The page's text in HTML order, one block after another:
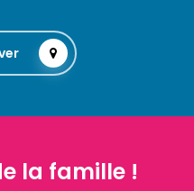
la famille !